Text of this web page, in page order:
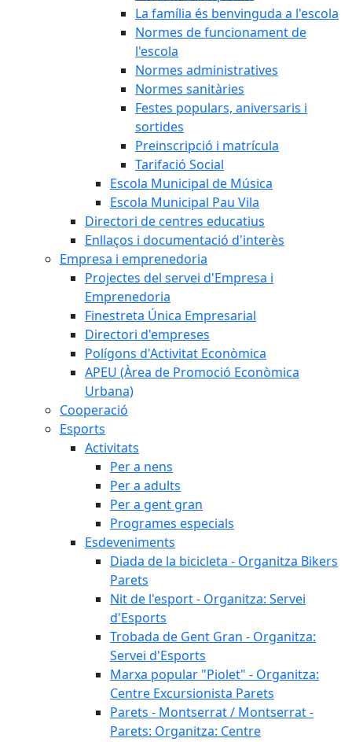
La família és benvinguda a l'escola
Normes de funcionament de
l'escola
Normes administratives
Normes sanitàries
Festes populars, aniversaris i
sortides
Preinscripció i matrícula
Tarifació Social
Escola Municipal de Música
Escola Municipal Pau Vila
Directori de centres educatius
Enllaços i documentació d'interès
Empresa i emprenedoria
Projectes del servei d'Empresa i
Emprenedoria
Finestreta Única Empresarial
Directori d'empreses
Polígons d'Activitat Econòmica
APEU (Àrea de Promoció Econòmica
Urbana)
Cooperació
Esports
Activitats
Per a nens
Per a adults
Per a gent gran
Programes especials
Esdeveniments
Diada de la bicicleta - Organitza Bikers
Parets
Nit de l'esport - Organitza: Servei
d'Esports
Trobada de Gent Gran - Organitza:
Servei d'Esports
Marxa popular "Piolet" - Organitza:
Centre Excursionista Parets
Parets - Montserrat / Montserrat -
Parets: Organitza: Centre